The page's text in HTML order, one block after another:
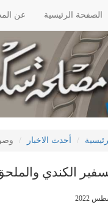
الصفحة الرئيسية عن
أحدث الاخبار
الكندي